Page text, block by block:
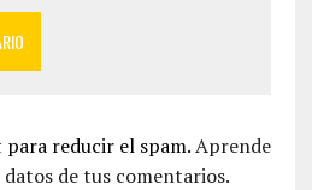
reducir el spam.Aprende
de tus comentarios.